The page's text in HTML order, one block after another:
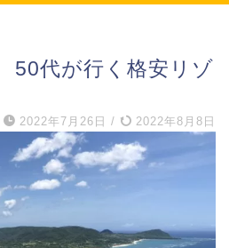
50代が行く格安リゾ
2022年7月26日 / 2022年8月8日